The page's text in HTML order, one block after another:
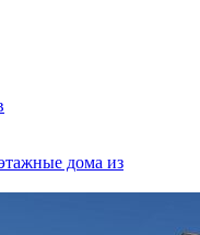
дома из